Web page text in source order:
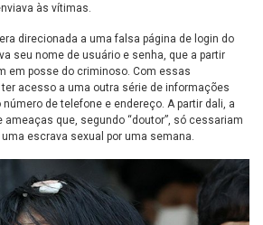
às vítimas.
direcionada a uma falsa página de login do
seu nome de usuário e senha, que a partir
em posse do criminoso. Com essas
acesso a uma outra série de informações
de telefone e endereço. A partir dali, a
que, segundo “doutor”, só cessariam
escrava sexual por uma semana.